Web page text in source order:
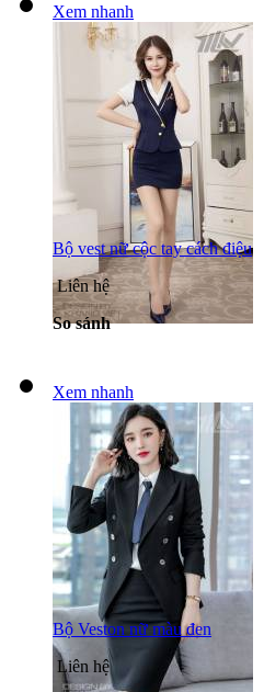
Xem nhanh
Bộ vest nữ cộc tay cách điệu
Liên hệ
So sánh
Xem nhanh
Bộ Veston nữ màu đen
Liên hệ